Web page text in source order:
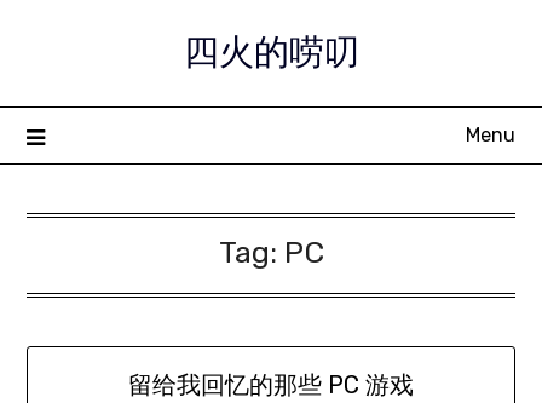
四火的唠叨
Menu
Tag: PC
留给我回忆的那些 PC 游戏